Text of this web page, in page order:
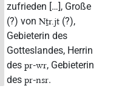
zufrieden […], Große
(?) von Nṯr.jt(?),
Gebieterin des
Gotteslandes, Herrin
des pr-wr, Gebieterin
des pr-nsr.